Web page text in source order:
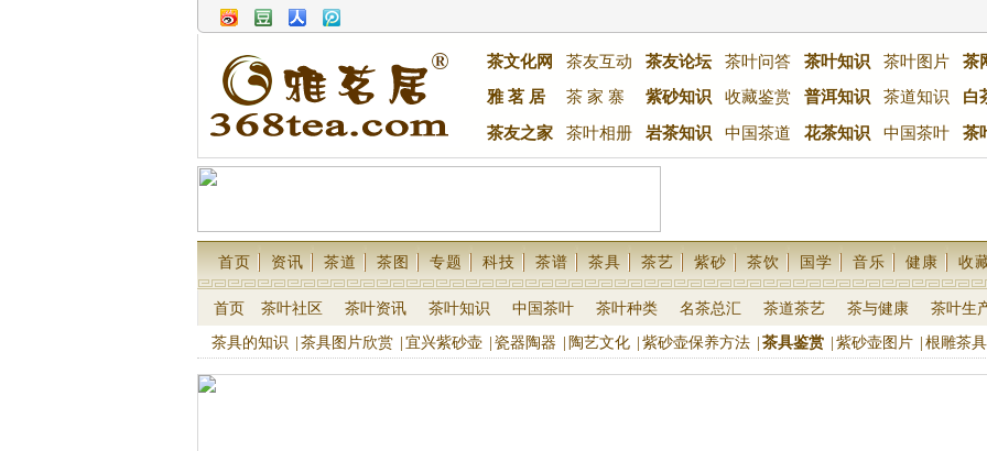
茶文化网 茶友互动 茶友论坛 茶叶问答 茶叶知识 茶叶图片
茶
雅 茗 居
茶 家 寨 紫砂知识 收藏鉴赏 普洱知识 茶道知识 白
茶友之家 茶叶相册 岩茶知识 中国茶道 花茶知识 中国茶叶 茶
首页 资讯 茶道 茶图 专题 科技 茶谱 茶具 茶艺 紫砂 茶饮 国学 音乐 健康 收
首页 茶叶社区 茶叶资讯 茶叶知识 中国茶叶 茶叶种类 名茶总汇 茶道茶艺 茶与健康 茶叶生
茶具的知识 茶具图片欣赏 宜兴紫砂壶 瓷器陶器 陶艺文化 紫砂壶保养方法 茶具鉴赏 紫砂壶图片 根雕茶